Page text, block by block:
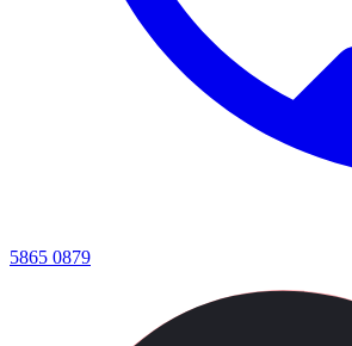
5865 0879